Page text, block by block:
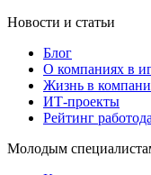
Новости и статьи
Блог
О компаниях в
Жизнь в
ИТ-проекты
Рейтинг
Молодым